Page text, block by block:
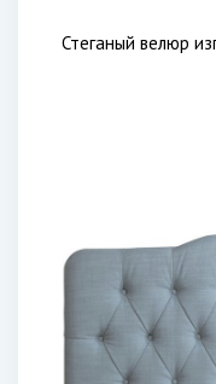
Стеганый велюр